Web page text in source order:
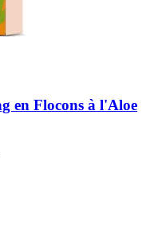
en Flocons à l'Aloe